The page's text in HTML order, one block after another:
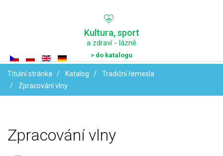
Kultura, sport
a zdraví - lázně
> do katalogu
Titulní stránka Katalog
Tradiční řemesla
Zpracování vlny
Zpracování vlny